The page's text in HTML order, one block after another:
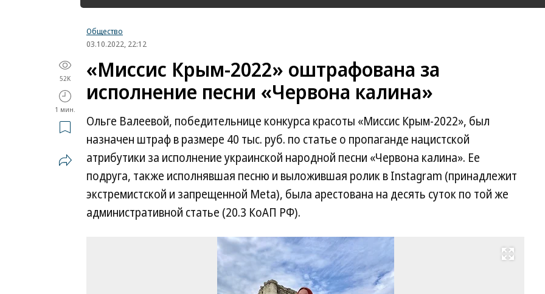
Общество
03.10.2022, 22:12
52K
1 мин.
«Миссис Крым-2022» оштрафована за
исполнение песни «Червона калина»
Ольге Валеевой, победительнице конкурса красоты «Миссис Крым-2022», был
назначен штраф в размере 40 тыс. руб. по статье о пропаганде нацистской
атрибутики за исполнение украинской народной песни «Червона калина». Ее
подруга, также исполнявшая песню и выложившая ролик в Instagram (принадлежит
экстремистской и запрещенной Meta), была арестована на десять суток по той же
административной статье (20.3 КоАП РФ).
Развернуть на весь экран